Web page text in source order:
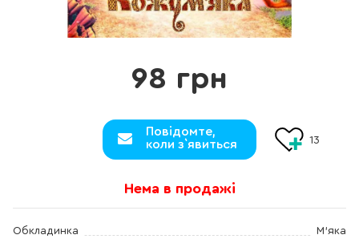
98 грн
Повідомте,
коли з`явиться
13
Нема в продажі
Обкладинка М'яка